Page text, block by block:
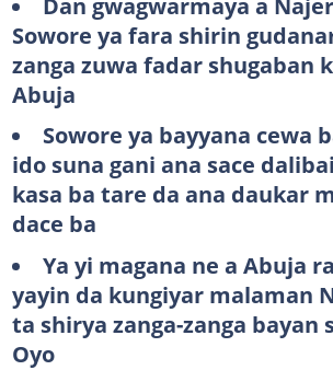
Sowore ya fara shirin
zanga zuwa fadar shugaban
Abuja
Sowore ya bayyana cewa
ido suna gani ana sace
kasa ba tare da ana daukar
dace ba
Ya yi magana ne a Abuja
yayin da kungiyar malaman
ta shirya zanga-zanga bayan
Oyo